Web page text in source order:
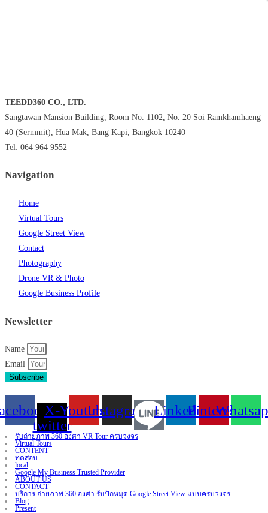
TEEDD360 CO., LTD.
Sangtawan Mansion Building, Room No. 1102, No. 20 Soi Ramkhamhaeng
40 (Sermmit), Hua Mak, Bang Kapi, Bangkok 10240
Tel: 064 964 9552
Navigation
Home
Virtual Tours
Google Street View
Contact
Photography
Drone VR & Photo
Google Business Profile
Newsletter
Name
Email
Subscribe
X-
twitter
YoutubeInstagram LinkedinPinterest
รับถ่ายภาพ 360 องศา VR Tour ครบวงจร
Virtual Tours
CONTENT
ทดสอบ
local
Google My Business Trusted Provider
ABOUT US
CONTACT
บริการ ถ่ายภาพ 360 องศา รับปักหมุด Google Street View แบบครบวงจร
Blog
Present